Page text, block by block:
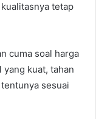
tetap
cuma soal harga
kuat, tahan
sesuai